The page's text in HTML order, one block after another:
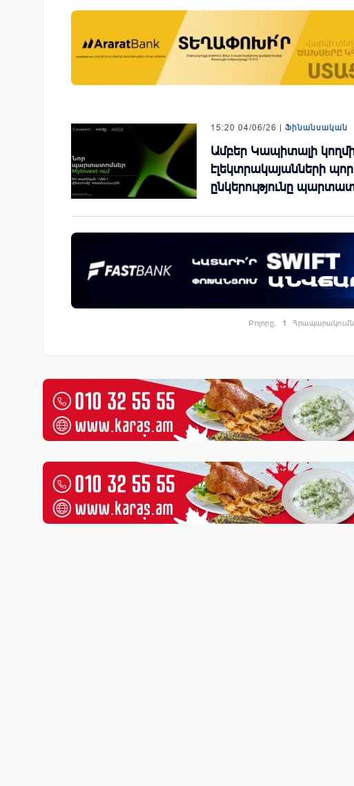
15:20 04/06/26 | Ֆինանսական
Ամբեր Կապիտալի
էլեկտրակայանների
ընկերությունը
Բոլորը. 1
վարկանիշային
Ֆասթ Բանկը Սևան Ստարտափ
առաջարկները